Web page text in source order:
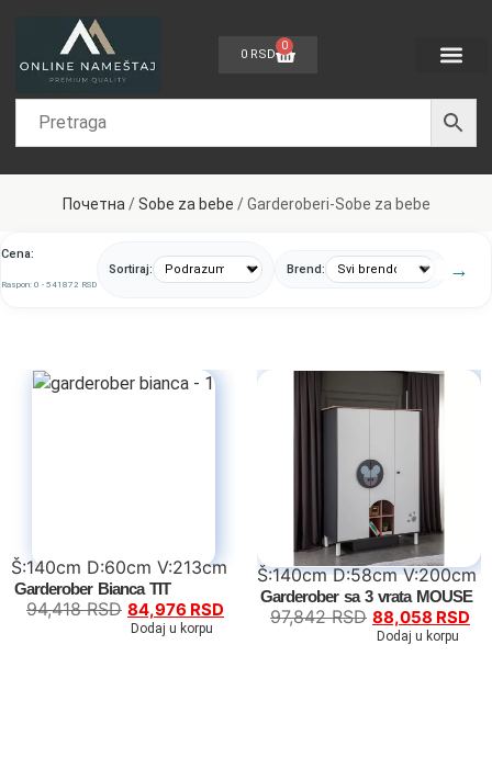
0 RSD
0
Почетна /Sobe za bebe / Garderoberi-Sobe za bebe
Cena:
Raspon: 0 - 541872 RSD
Sortiraj: Brend:
Š:140cm D:60cm V:213cm
Garderober Bianca TIT
94,418RSD 84,976 RSD
Dodaj u korpu
Š:140cm D:58cm V:200cm
Garderober sa 3 vrata MOUSE
97,842RSD 88,058 RSD
Dodaj u korpu